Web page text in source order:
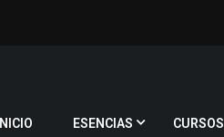
INICIO ESENCIAS CURSOS